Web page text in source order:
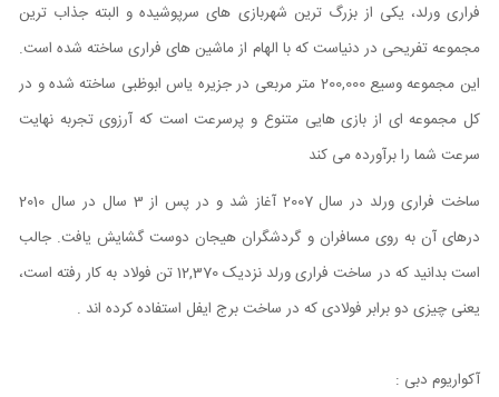
فراری ورلد، یکی از بزرگ ترین شهربازی های سرپوشیده و البته جذاب ترین
مجموعه تفریحی در دنیاست که با الهام از ماشین های فراری ساخته شده است.
این مجموعه وسیع
200,000 متر مربعی در جزیره یاس ابوظبی ساخته شده و در
کل مجموعه ای از بازی هایی متنوع و پرسرعت است که آرزوی تجربه نهایت
سرعت شما را برآورده می کند
ساخت فراری
ورلد در سال 2007 آغاز شد و در پس از 3 سال در سال 2010
درهای آن به روی مسافران و گردشگران هیجان دوست گشایش یافت. جالب
است بدانید که در ساخت فراری ورلد نزدیک
12,370 تن فولاد به کار رفته است،
یعنی چیزی دو برابر فولادی که در ساخت برج ایفل استفاده کرده اند .
آکواریوم دبی :